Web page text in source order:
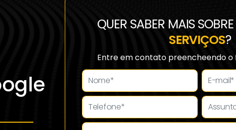
QUER SABER MAIS
SERVIÇOS?
Entre em contato preencheendo o